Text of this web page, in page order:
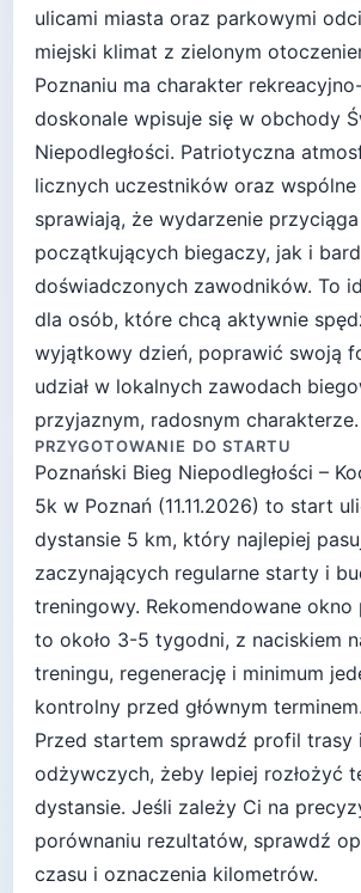
ulicami miasta oraz parkowymi
miejski klimat z zielonym
Poznaniu ma charakter
doskonale wpisuje się w obchody
Niepodległości. Patriotyczna
licznych uczestników oraz
sprawiają, że wydarzenie
początkujących biegaczy, jak i
doświadczonych zawodników. To
dla osób, które chcą aktywnie
wyjątkowy dzień, poprawić swoją
udział w lokalnych zawodach
przyjaznym, radosnym charakterze.
PRZYGOTOWANIE DO STARTU
Poznański Bieg Niepodległości –
5k w Poznań (11.11.2026) to start
dystansie 5 km, który najlepiej
zaczynających regularne starty i
treningowy. Rekomendowane
to około 3-5 tygodni, z naciskiem
treningu, regenerację i minimum
kontrolny przed głównym terminem.
Przed startem sprawdź profil trasy
odżywczych, żeby lepiej rozłożyć
dystansie. Jeśli zależy Ci na
porównaniu rezultatów, sprawdź
czasu i oznaczenia kilometrów.